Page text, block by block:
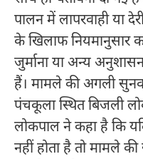
पालन में लापरवाही या
के खिलाफ नियमानुसार
जुर्माना या अन्य
हैं। मामले की अगली
पंचकूला स्थित बिजली
लोकपाल ने कहा है कि
नहीं होता है तो मामले